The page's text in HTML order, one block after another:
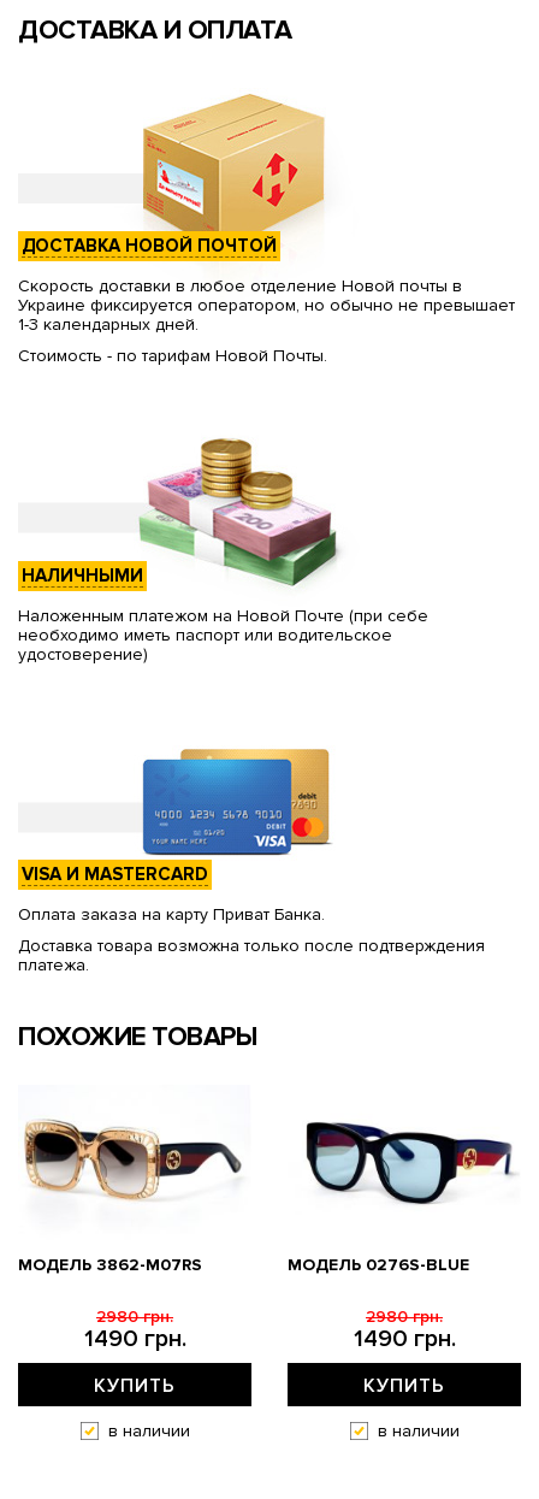
ДОСТАВКА И ОПЛАТА
ДОСТАВКА НОВОЙ ПОЧТОЙ
Скорость доставки в любое отделение Новой почты в
Украине фиксируется оператором, но обычно не превышает
1-3 календарных дней.
Стоимость - по тарифам Новой Почты.
НАЛИЧНЫМИ
Наложенным платежом на Новой Почте (при себе
необходимо иметь паспорт или водительское
удостоверение)
VISA И MASTERCARD
Оплата заказа на карту Приват Банка.
Доставка товара возможна только после подтверждения
платежа.
ПОХОЖИЕ ТОВАРЫ
МОДЕЛЬ 3862-M07RS
1490 грн.
2980 грн.
КУПИТЬ
в наличии
МОДЕЛЬ 0276S-BLUE
1490 грн.
2980 грн.
КУПИТЬ
в наличии